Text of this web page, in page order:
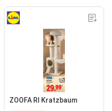
ZOOFA RI Kratzbaum